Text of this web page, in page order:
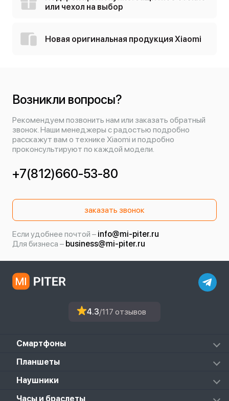
или чехол на выбор
Новая оригинальная продукция Xiaomi
Возникли вопросы?
Рекомендуем позвонить нам или заказать обратный
звонок. Наши менеджеры с радостью подробно
расскажут вам о технике Xiaomi и подробно
проконсультируют по каждой модели.
+7(812)660-53-80
заказать звонок
Если удобнее почтой – info@mi-piter.ru
Для бизнеса – business@mi-piter.ru
4.3/117 отзывов
Смартфоны
Redmi
Mi
Планшеты
Mi Pad 6S Pro
Наушники
Mi FlipBuds Pro
Часы и браслеты